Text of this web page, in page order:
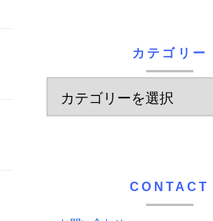
カテゴリー
CONTACT